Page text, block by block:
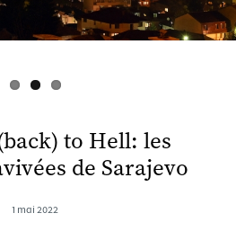
to Hell: les
de Sarajevo
1 mai 2022